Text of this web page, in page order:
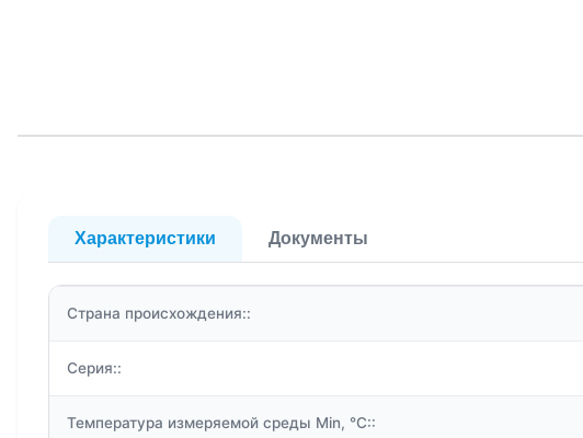
Характеристики Документы
Страна происхождения::
Серия::
Температура измеряемой среды Min, °C::